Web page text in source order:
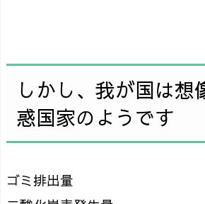
しかし、我が国は想
惑国家のようです
ゴミ排出量